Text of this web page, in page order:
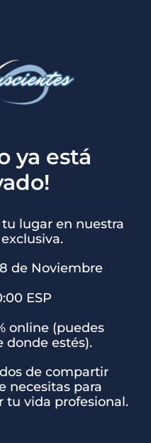
ya está
lugar en nuestra
de Noviembre
ESP
online (puedes
donde estés).
de compartir
necesitas para
tu vida profesional.